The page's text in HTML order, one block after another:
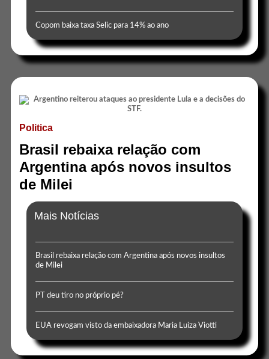
Copom baixa taxa Selic para 14% ao ano
Politica
Brasil rebaixa relação com
Argentina após novos insultos
de Milei
Mais Notícias
Brasil rebaixa relação com Argentina após novos insultos
de Milei
PT deu tiro no próprio pé?
EUA revogam visto da embaixadora Maria Luiza Viotti